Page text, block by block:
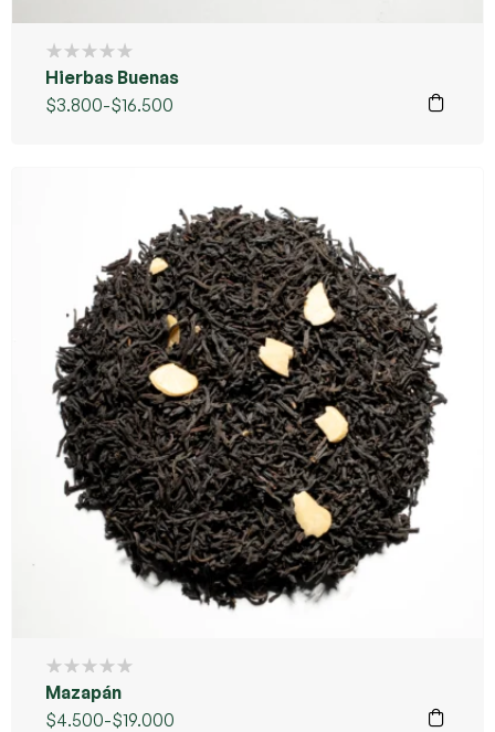
Hierbas Buenas
$3.800-$16.500
Mazapán
$4.500-$19.000